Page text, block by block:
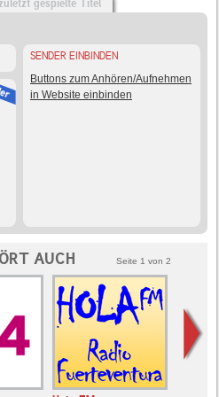
zuletzt gespielte Titel
SENDER EINBINDEN
Buttons zum Anhören/Aufnehmen
in Website einbinden
AUCH Seite 1 von 2